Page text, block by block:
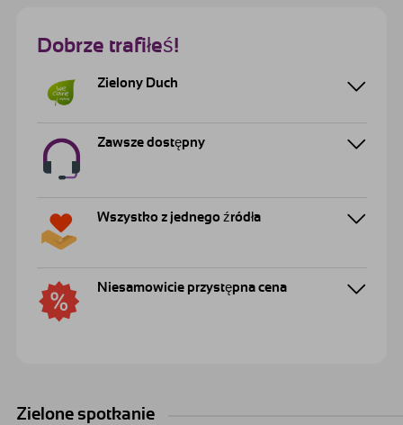
Dobrze trafiłeś!
Zielony Duch
Zawsze dostępny
Wszystko z jednego źródła
Niesamowicie przystępna cena
Zielone spotkanie